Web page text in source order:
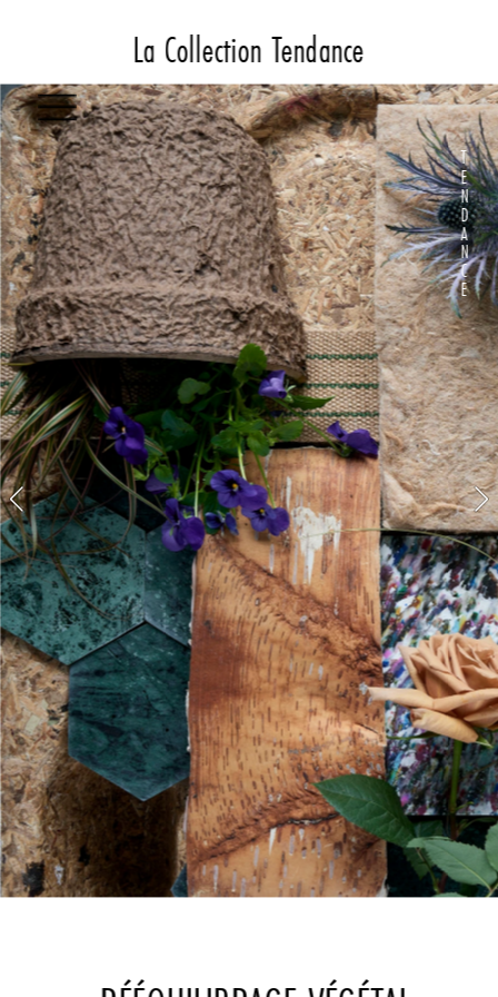
La Collection Tendance
T
E
N
D
A
N
C
E